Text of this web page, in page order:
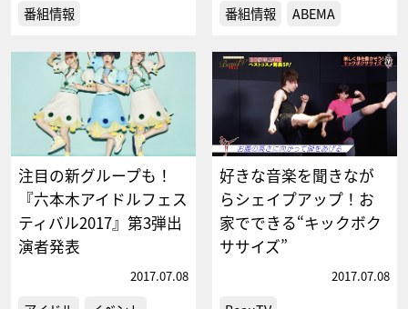
番組情報 番組情報 ABEMA
注目の新グループも！
『六本木アイドルフェス
ティバル2017』第3弾出
演者発表
2017.07.08
好きな音楽を聞きなが
らシェイプアップ！お
家でできる“キックボク
ササイズ”
2017.07.08